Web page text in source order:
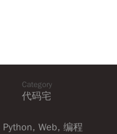
Category
代码宅
Python, Web, 编程